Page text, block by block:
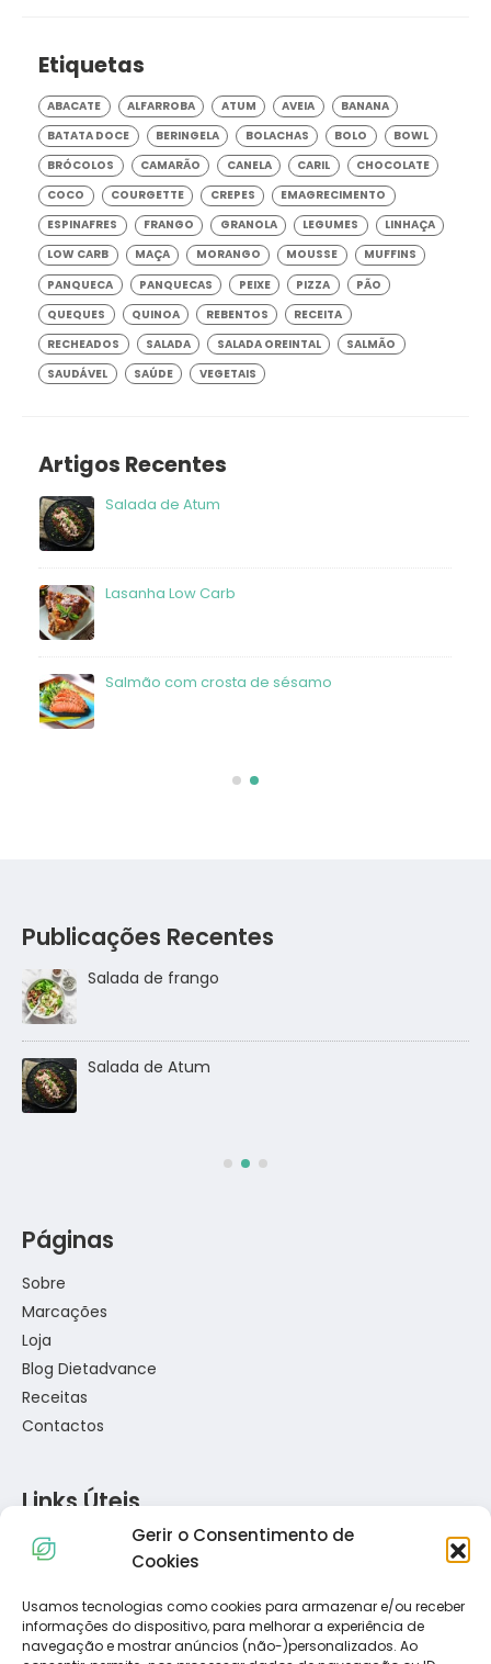
Gerir o Consentimento de
Cookies
Usamos tecnologias como cookies para armazenar e/ou receber
informações do dispositivo, para melhorar a experiência de
navegação e mostrar anúncios (não-)personalizados. Ao
Etiquetas
ABACATE ALFARROBA ATUM AVEIA
BANANA
BATATA DOCE
BERINGELA BOLACHAS BOLO
BOWL
BRÓCOLOS
CAMARÃO CANELA CARIL
CHOCOLATE
COCO
COURGETTE CREPES
EMAGRECIMENTO
ESPINAFRES
FRANGO GRANOLA LEGUMES
LINHAÇA
LOW CARB
MAÇA MORANGO MOUSSE
MUFFINS
PANQUECA
PANQUECAS PEIXE PIZZA
PÃO
QUEQUES
QUINOA REBENTOS
RECEITA
RECHEADOS
SALADA SALADA OREINTAL
SALMÃO
SAUDÁVEL
SAÚDE VEGETAIS
Artigos Recentes
Salada de Atum
Lasanha Low Carb
Salmão com crosta de sésamo
Publicações Recentes
Salada de frango
Salada de Atum
Páginas
Sobre
Marcações
Loja
Blog Dietadvance
Receitas
Contactos
Links Úteis
Política de Privacidade
Política de Cookies
Termos e Condições
Resolução de Conflitos de Consumo
Livro de Reclamações